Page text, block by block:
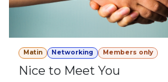
Matin Networking Members only
Nice to Meet You